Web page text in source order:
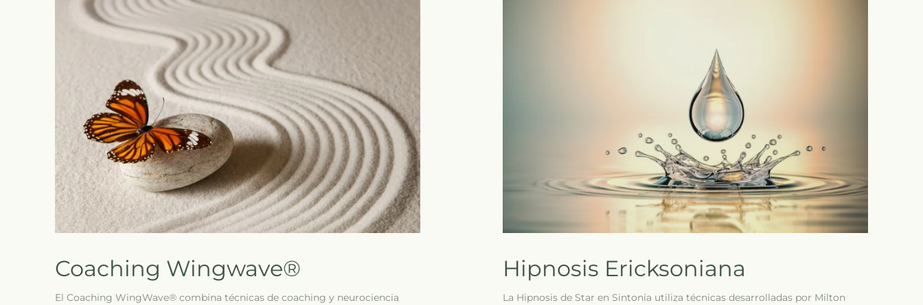
Coaching Wingwave®
El Coaching WingWave® combina técnicas de coaching y neurociencia
Hipnosis Ericksoniana
La Hipnosis de Star en Sintonía utiliza técnicas desarrolladas por Milton